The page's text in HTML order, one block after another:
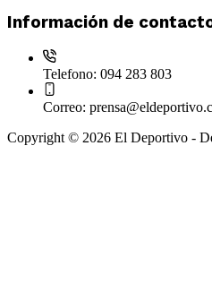
Información de
Telefono: 094 283 803
Correo:
Copyright © 2026 El Deportivo -